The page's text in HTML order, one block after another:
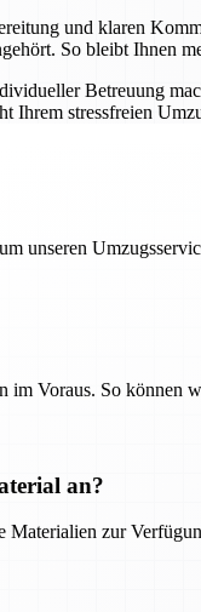
und klaren
So bleibt Ihnen
Betreuung
Ihrem stressfreien
unseren
Voraus. So können
an?
zur